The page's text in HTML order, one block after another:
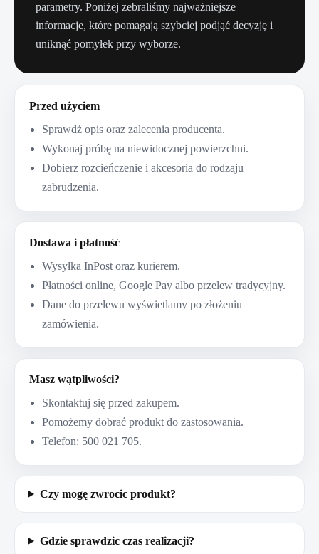
parametry. Poniżej zebraliśmy najważniejsze
informacje, które pomagają szybciej podjąć decyzję i
uniknąć pomyłek przy wyborze.
Przed użyciem
Sprawdź opis oraz zalecenia producenta.
Wykonaj próbę na niewidocznej powierzchni.
Dobierz rozcieńczenie i akcesoria do rodzaju
zabrudzenia.
Dostawa i płatność
Wysyłka InPost oraz kurierem.
Płatności online, Google Pay albo przelew tradycyjny.
Dane do przelewu wyświetlamy po złożeniu
zamówienia.
Masz wątpliwości?
Skontaktuj się przed zakupem.
Pomożemy dobrać produkt do zastosowania.
Telefon: 500 021 705.
Czy mogę zwrocic produkt?
Gdzie sprawdzic czas realizacji?